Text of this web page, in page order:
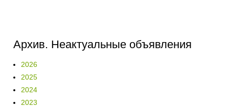
Архив. Неактуальные объявления
2026
2025
2024
2023